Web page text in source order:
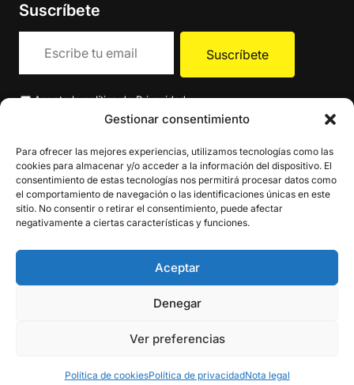
Gestionar consentimiento
Para ofrecer las mejores experiencias, utilizamos tecnologías como las
cookies para almacenar y/o acceder a la información del dispositivo. El
consentimiento de estas tecnologías nos permitirá procesar datos como
el comportamiento de navegación o las identificaciones únicas en este
sitio. No consentir o retirar el consentimiento, puede afectar
negativamente a ciertas características y funciones.
Aceptar
Denegar
Ver preferencias
Política de cookiesPolítica de privacidadNota legal
Suscríbete
Acepto lapolítica de Privacidad.